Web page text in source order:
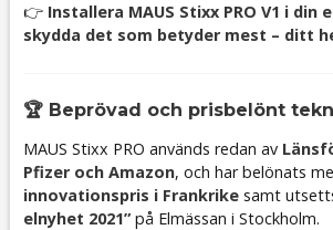
👉 Installera MAUS Stixx PRO V1 i din
skydda det som betyder mest – ditt
🏆 Beprövad och prisbelönt
MAUS Stixx PRO används redan av
Pfizer och Amazon, och har belönats
innovationspris i Frankrike samt
elnyhet 2021” på Elmässan i Stockholm.